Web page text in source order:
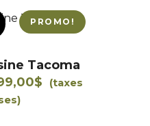
2599,00$.
PROMO!
AJOUTER AU PANIER
Tacoma
$ Le
(taxes